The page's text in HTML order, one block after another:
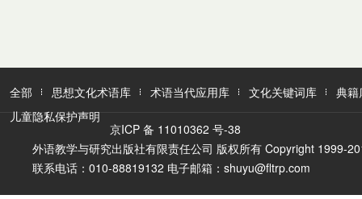
全部 思想文化术语库 术语当代应用库 文化关键词库
典籍
儿童隐私保护声明
京ICP 备 11010362 号-38
外语教学与研究出版社有限责任公司 版权所有 Copyright 1999-
联系电话：010-88819132 电子邮箱：shuyu@fltrp.com